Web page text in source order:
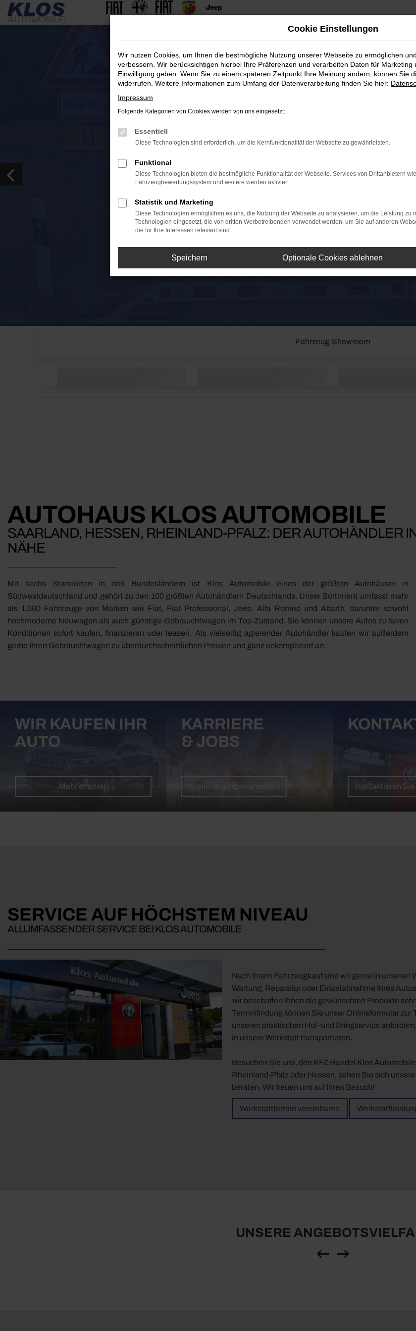
Zum
Hauptinhalt
Fahrzeug-Showroom
AUTOHAUS KLOS AUTOMOBILE
SAARLAND, HESSEN, RHEINLAND-PFALZ: DER AUTOHÄNDLER
NÄHE
Mit sechs Standorten in drei Bundesländern ist Klos Automobile eines der größten Autohäuser in
Südwestdeutschland und gehört zu den 100 größten Autohändlern Deutschlands. Unser Sortiment umfasst mehr
als 1.000 Fahrzeuge von Marken wie Fiat, Fiat Professional, Jeep, Alfa Romeo und Abarth, darunter sowohl
hochmoderne Neuwagen als auch günstige Gebrauchtwagen im Top-Zustand. Sie können unsere Autos zu fairen
Konditionen sofort kaufen, finanzieren oder leasen. Als vielseitig agierender Autohändler kaufen wir außerdem
gerne Ihren Gebrauchtwagen zu überdurchschnittlichen Preisen und ganz unkompliziert an.
WIR KAUFEN IHR
AUTO
Mehr erfahren
KARRIERE
& JOBS
Stellenanzeigen ansehen Kontaktieren Sie
SERVICE AUF HÖCHSTEM NIVEAU
ALLUMFASSENDER SERVICE BEI KLOS AUTOMOBILE
Nach Ihrem Fahrzeugkauf sind wir gerne in unseren
Wartung, Reparatur oder Einzelabnahme Ihres
wir beschaffen Ihnen die gewünschten Produkte
Terminfindung können Sie unser Onlineformular
unseren praktischen Hol- und Bringservice
in unsere Werkstatt transportieren.
Besuchen Sie uns, den KFZ Handel Klos
Rheinland-Pfalz oder Hessen, sehen Sie sich
beraten. Wir freuen uns auf Ihren Besuch!
Werkstatttermin vereinbaren
UNSERE
Cookie Einstellungen
Wir nutzen Cookies, um Ihnen die bestmögliche Nutzung unserer Webseite zu ermöglichen
verbessern. Wir berücksichtigen hierbei Ihre Präferenzen und verarbeiten Daten für Marketing
Einwilligung geben. Wenn Sie zu einem späteren Zeitpunkt Ihre Meinung ändern, können Sie
widerrufen. Weitere Informationen zum Umfang der Datenverarbeitung finden Sie hier:
Impressum
Folgende Kategorien von Cookies werden von uns eingesetzt:
Essentiell
Diese Technologien sind erforderlich, um die Kernfunktionalität der Webseite zu gewährleisten.
Funktional
Diese Technologien bieten die bestmögliche Funktionalität der Webseite. Services von Drittanbietern
Fahrzeugbewertungssystem und weitere werden aktiviert.
Statistik und Marketing
Diese Technologien ermöglichen es uns, die Nutzung der Webseite zu analysieren, um die Leistung zu
Technologien eingesetzt, die von dritten Werbetreibenden verwendet werden, um Sie auf anderen
die für Ihre Interessen relevant sind.
Speichern Optionale Cookies ablehnen